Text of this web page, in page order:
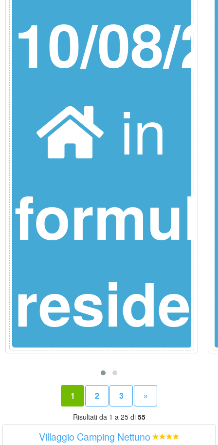
10/08/
in
1 2 3 »
Risultati da 1 a 25 di 55
Villaggio Camping Nettuno